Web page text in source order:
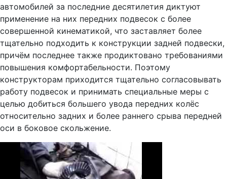
автомобилей за последние десятилетия диктуют
применение на них передних подвесок с более
совершенной кинематикой, что заставляет более
тщательно подходить к конструкции задней подвески,
причём последнее также продиктовано требованиями
повышения комфортабельности. Поэтому
конструкторам приходится тщательно согласовывать
работу подвесок и принимать специальные меры с
целью добиться большего увода передних колёс
относительно задних и более раннего срыва передней
оси в боковое скольжение.